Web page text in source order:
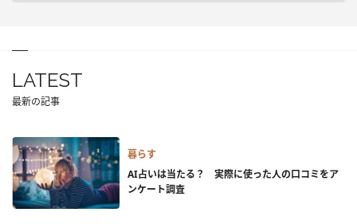
LATEST
最新の記事
暮らす
AI占いは当たる？ 実際に使った人の口コミをア
ンケート調査